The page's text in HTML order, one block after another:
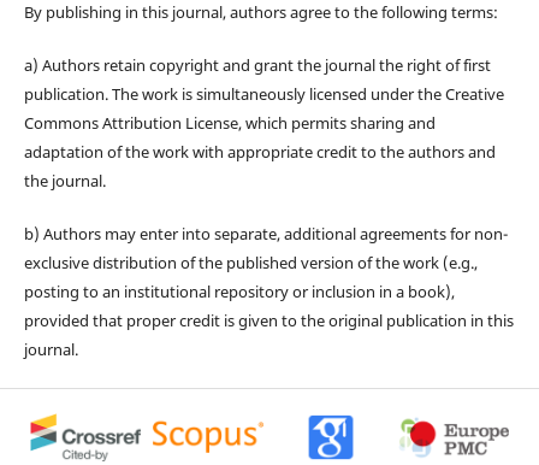
By publishing in this journal, authors agree to the following terms:
a) Authors retain copyright and grant the journal the right of first
publication. The work is simultaneously licensed under the Creative
Commons Attribution License, which permits sharing and
adaptation of the work with appropriate credit to the authors and
the journal.
b) Authors may enter into separate, additional agreements for non-
exclusive distribution of the published version of the work (e.g.,
posting to an institutional repository or inclusion in a book),
provided that proper credit is given to the original publication in this
journal.